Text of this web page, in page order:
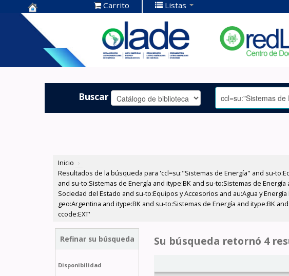
Centro de
Documentación
OLADE -
Carrito Listas
Buscar
Inicio ›
Resultados de la búsqueda para 'ccl=su:"Sistemas de Energía" and su-
and su-to:Sistemas de Energía and itype:BK and su-to:Sistemas de
Sociedad del Estado and su-to:Equipos y Accesorios and au:Agua y
geo:Argentina and itype:BK and su-to:Sistemas de Energía and itype:BK
ccode:EXT'
Refinar su búsqueda
Disponibilidad
Su búsqueda retornó 4